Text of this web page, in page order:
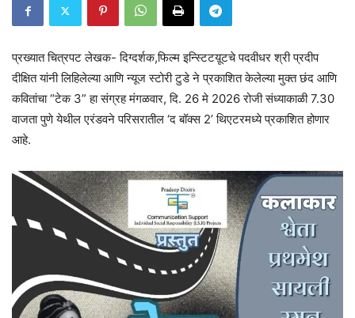
प्रख्यात चित्रपट लेखक- दिग्दर्शक,फिल्म इन्स्टिटय़ूटचे पदवीधर श्री प्रदीप
दीक्षित यांनी लिहिलेल्या आणि न्यूज स्टोरी टुडे ने प्रकाशित केलेल्या मुक्त छंद आणि
कवितांचा “टेक 3” हा संग्रह मंगळवार, दि. 26 मे 2026 रोजी संध्याकाळी 7.30
वाजता पुणे येथील एरंडवने परिसरातील ‘द बॉक्स 2’ थिएटरमध्ये प्रकाशित होणार
आहे.